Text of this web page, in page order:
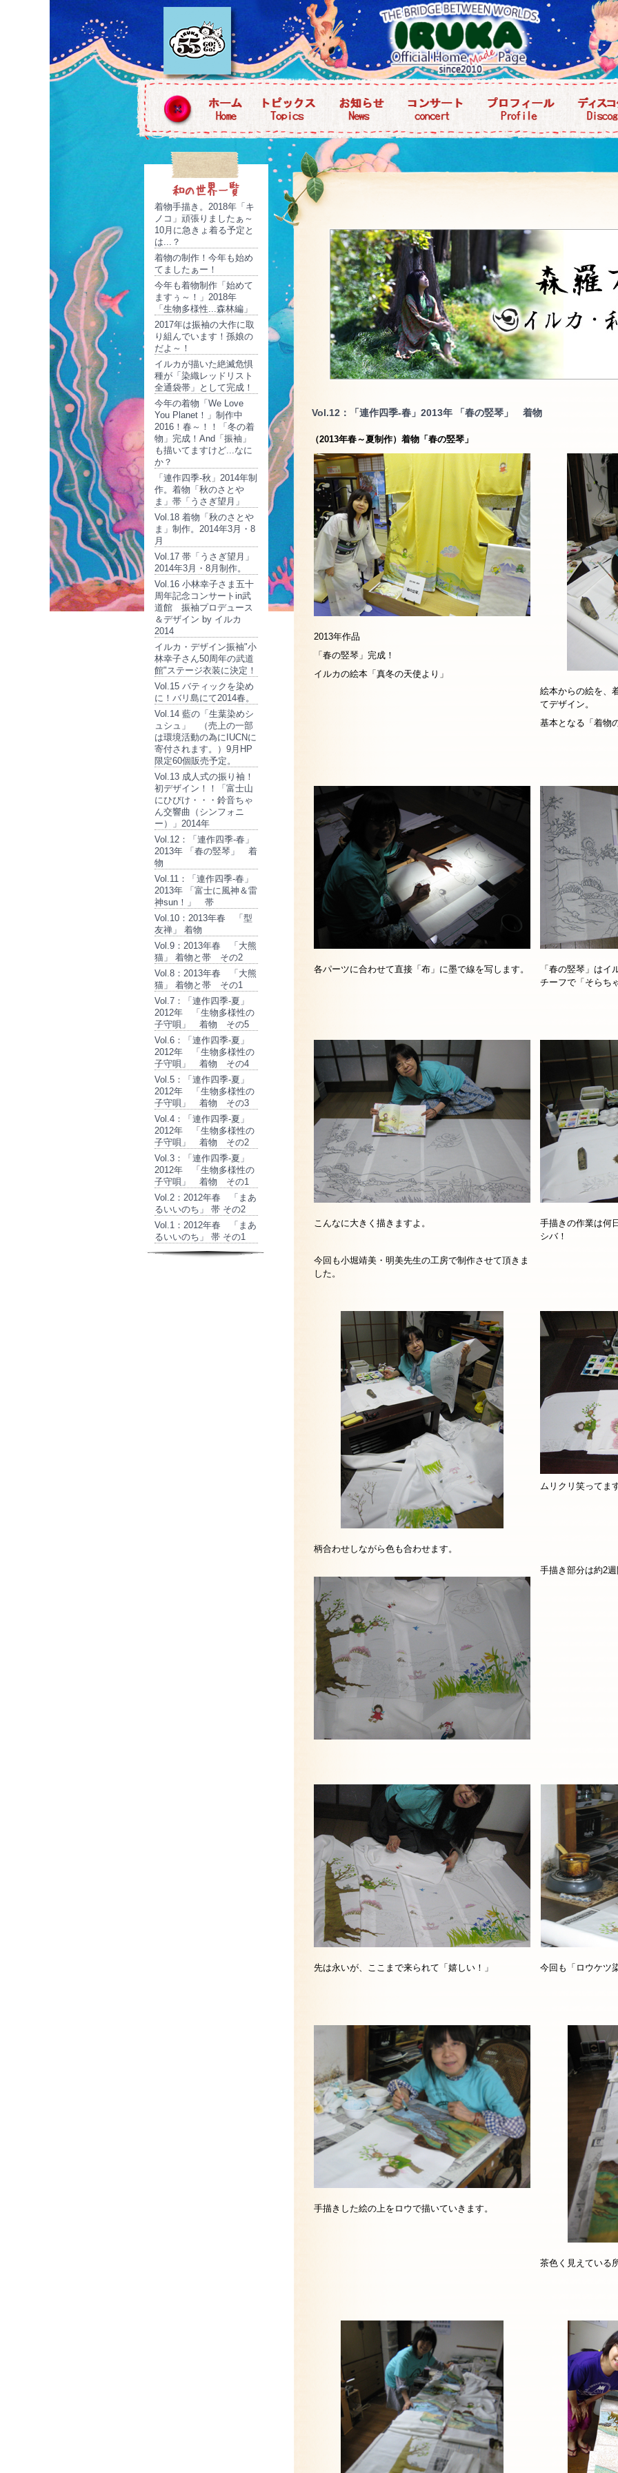
着物手描き。2018年「キ
ノコ」頑張りましたぁ～
10月に急きょ着る予定と
は...？
着物の制作！今年も始め
てましたぁー！
今年も着物制作「始めて
ますぅ～！」2018年
「生物多様性...森林編」
2017年は振袖の大作に取
り組んでいます！孫娘の
だよ～！
イルカが描いた絶滅危惧
種が「染織レッドリスト
全通袋帯」として完成！
今年の着物「We Love
You Planet！」制作中
2016！春～！！「冬の着
物」完成！And「振袖」
も描いてますけど...なに
か？
「連作四季-秋」2014年制
作。着物「秋のさとや
ま」帯「うさぎ望月」
Vol.18 着物「秋のさとや
ま」制作。2014年3月・8
月
Vol.17 帯「うさぎ望月」
2014年3月・8月制作。
Vol.16 小林幸子さま五十
周年記念コンサートin武
道館 振袖プロデュース
＆デザイン by イルカ
2014
イルカ・デザイン振袖"小
林幸子さん50周年の武道
館"ステージ衣装に決定！
Vol.15 バティックを染め
に！バリ島にて2014春。
Vol.14 藍の「生葉染めシ
ュシュ」 （売上の一部
は環境活動の為にIUCNに
寄付されます。）9月HP
限定60個販売予定。
Vol.13 成人式の振り袖！
初デザイン！！「富士山
にひびけ・・・鈴音ちゃ
ん交響曲（シンフォニ
ー）」2014年
Vol.12：「連作四季-春」
2013年 「春の竪琴」 着
物
Vol.11：「連作四季-春」
2013年 「富士に風神＆雷
神sun！」 帯
Vol.10：2013年春 「型
友禅」 着物
Vol.9：2013年春 「大熊
猫」 着物と帯 その2
Vol.8：2013年春 「大熊
猫」 着物と帯 その1
Vol.7：「連作四季-夏」
2012年 「生物多様性の
子守唄」 着物 その5
Vol.6：「連作四季-夏」
2012年 「生物多様性の
子守唄」 着物 その4
Vol.5：「連作四季-夏」
2012年 「生物多様性の
子守唄」 着物 その3
Vol.4：「連作四季-夏」
2012年 「生物多様性の
子守唄」 着物 その2
Vol.3：「連作四季-夏」
2012年 「生物多様性の
子守唄」 着物 その1
Vol.2：2012年春 「まあ
るいいのち」 帯 その2
Vol.1：2012年春 「まあ
るいいのち」 帯 その1
Vol.12：「連作四季-春」2013年 「春の竪琴」 着物
（2013年春～夏制作）着物「春の竪琴」
2013年作品
「春の竪琴」完成！
イルカの絵本「真冬の天使より」
絵本からの絵を、
てデザイン。
基本となる「着物
各パーツに合わせて直接「布」に墨で線を写します。
「春の竪琴」は
チーフで「そらち
こんなに大きく描きますよ。
今回も小堀靖美・明美先生の工房で制作させて頂きま
した。
手描きの作業は何
シバ！
柄合わせしながら色も合わせます。
ムリクリ笑ってま
手描き部分は約2
先は永いが、ここまで来られて「嬉しい！」 今回も「ロウケツ
手描きした絵の上をロウで描いていきます。
茶色く見えている